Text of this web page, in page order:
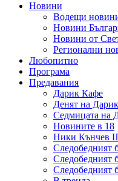
Новини
Водещи
Новини
Новини от
Регионални
Любопитно
Програма
Предавания
Дарик Кафе
Денят на Дарик
Седмицата на
Новините в 18
Ники Кънчев
Следобедният
Следобедният
Следобедният